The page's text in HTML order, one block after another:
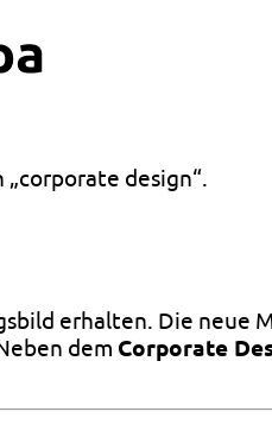
„corporate design“.
erhalten. Die neue
dem Corporate